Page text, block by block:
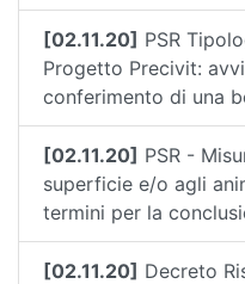
[02.11.20] PSR
Progetto Precivit:
conferimento di una
[02.11.20] PSR -
superficie e/o agli
termini per la
[02.11.20] Decreto